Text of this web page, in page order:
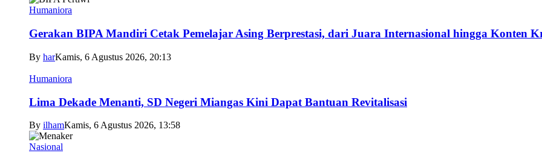
Humaniora
Gerakan BIPA Mandiri Cetak Pemelajar Asing Berprestasi, dari Juara Internasional hingga Konten
By harKamis, 6 Agustus 2026, 20:13
Humaniora
Lima Dekade Menanti, SD Negeri Miangas Kini Dapat Bantuan Revitalisasi
By ilhamKamis, 6 Agustus 2026, 13:58
Nasional